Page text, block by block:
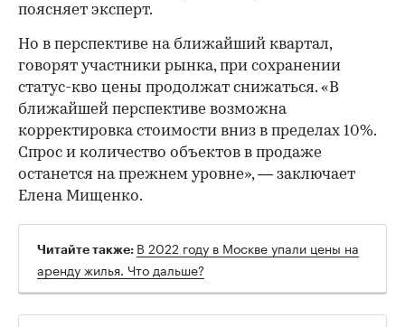
поясняет эксперт.
Но в перспективе на ближайший квартал,
говорят участники рынка, при сохранении
статус-кво цены продолжат снижаться. «В
ближайшей перспективе возможна
корректировка стоимости вниз в пределах 10%.
Спрос и количество объектов в продаже
останется на прежнем уровне», — заключает
Елена Мищенко.
Читайте также: В 2022 году в Москве упали цены на
аренду жилья. Что дальше?